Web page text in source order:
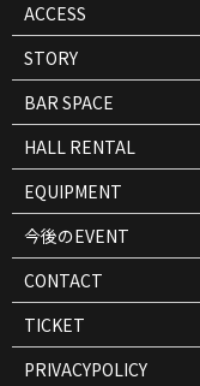
ACCESS
STORY
BAR SPACE
HALL RENTAL
EQUIPMENT
今後のEVENT
CONTACT
TICKET
PRIVACYPOLICY